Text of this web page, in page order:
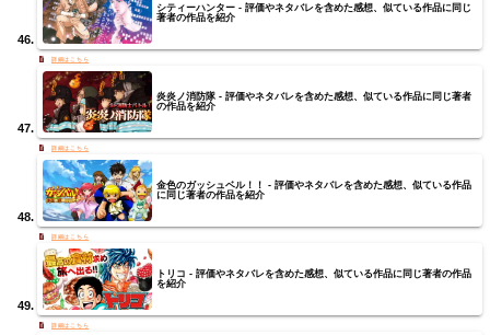
シティーハンター - 評価やネタバレを含めた感想、似ている作品に同じ
著者の作品を紹介
炎炎ノ消防隊 - 評価やネタバレを含めた感想、似ている作品に同じ著者
の作品を紹介
金色のガッシュベル！！ - 評価やネタバレを含めた感想、似ている作品
に同じ著者の作品を紹介
トリコ - 評価やネタバレを含めた感想、似ている作品に同じ著者の作品
を紹介